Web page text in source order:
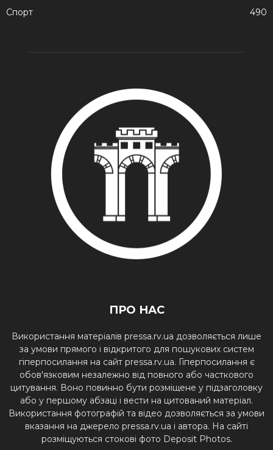
Спорт
490
ПРО НАС
Використання матеріалів pressa.rv.ua дозволяється лише
за умови прямого і відкритого для пошукових систем
гіперпосилання на сайт pressa.rv.ua. Гіперпосилання є
обов'язковим незалежно від повного або часткового
цитування. Воно повинно бути розміщене у підзаголовку
або у першому абзаці і вести на цитований матеріал.
Використання фотографій та відео дозволяється за умови
вказання на джерело pressa.rv.ua і автора. На сайті
розміщуються стокові фото Deposit Photos.